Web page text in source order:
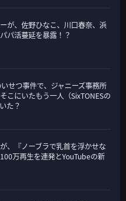
が、佐野ひなこ、川口春奈、浜
パ活蔓延を暴露！？
いせつ事件で、ジャニーズ事務所
こにいたもう一人（SixTONESの
た？
、『ノーブラで乳首を浮かせな
万再生を連発とYouTubeの新